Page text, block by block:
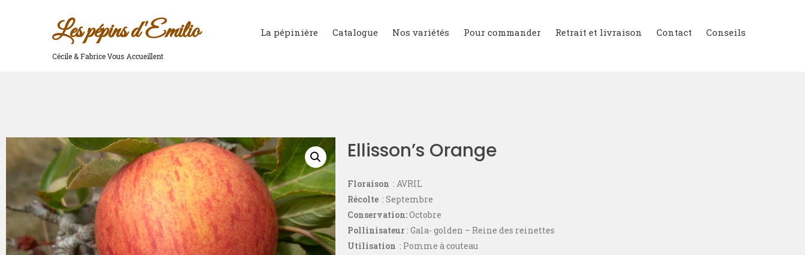
Les pépins d'Emilio
Cécile & Fabrice Vous Accueillent
La pépinière Catalogue Nos variétés Pour commander Retrait et livraison Contact Conseils
Ellisson’s Orange
Floraison : AVRIL
Récolte : Septembre
Conservation:Octobre
Pollinisateur: Gala- golden – Reine des reinettes
Utilisation : Pomme à couteau